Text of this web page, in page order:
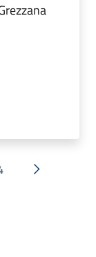
Successiva